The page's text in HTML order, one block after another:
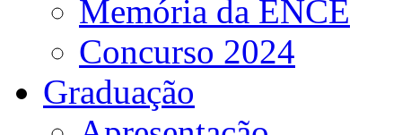
Memória da ENCE
Concurso 2024
Graduação